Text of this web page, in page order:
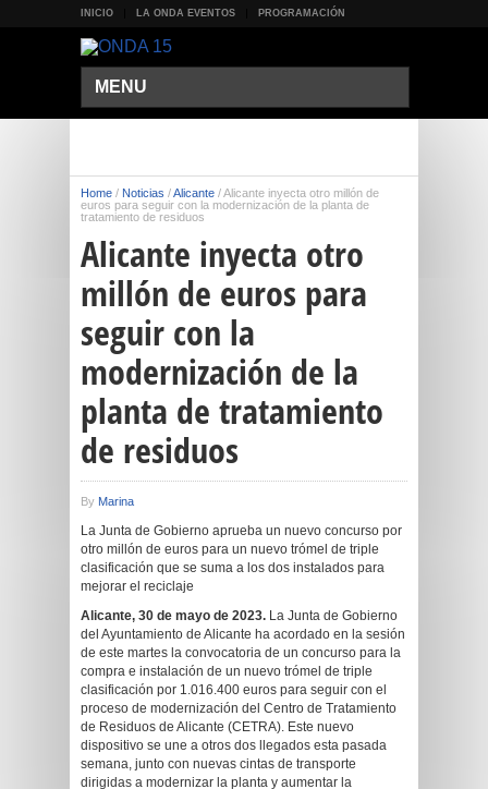
INICIO LA ONDA EVENTOS PROGRAMACIÓN
MENU
Home / Noticias /Alicante /Alicante inyecta otro millón de
euros para seguir con la modernización de la planta de
tratamiento de residuos
Alicante inyecta otro
millón de euros para
seguir con la
modernización de la
planta de tratamiento
de residuos
By Marina
La Junta de Gobierno aprueba un nuevo concurso por
otro millón de euros para un nuevo trómel de triple
clasificación que se suma a los dos instalados para
mejorar el reciclaje
Alicante, 30 de mayo de 2023. La Junta de Gobierno
del Ayuntamiento de Alicante ha acordado en la sesión
de este martes la convocatoria de un concurso para la
compra e instalación de un nuevo trómel de triple
clasificación por 1.016.400 euros para seguir con el
proceso de modernización del Centro de Tratamiento
de Residuos de Alicante (CETRA). Este nuevo
dispositivo se une a otros dos llegados esta pasada
semana, junto con nuevas cintas de transporte
dirigidas a modernizar la planta y aumentar la